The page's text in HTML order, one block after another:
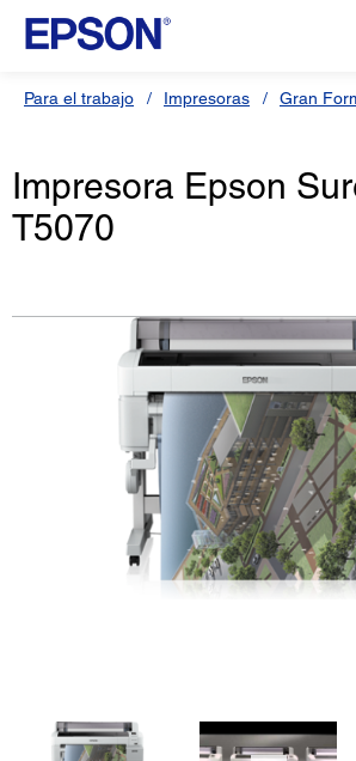
Para el trabajo Impresoras Gran
Impresora Epson
T5070